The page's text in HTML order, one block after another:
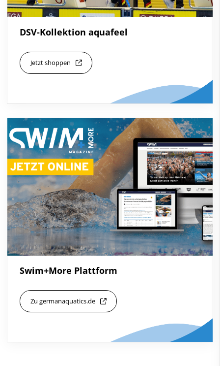
DSV-Kollektion aquafeel
Jetzt shoppen
Swim+More Plattform
Zu germanaquatics.de